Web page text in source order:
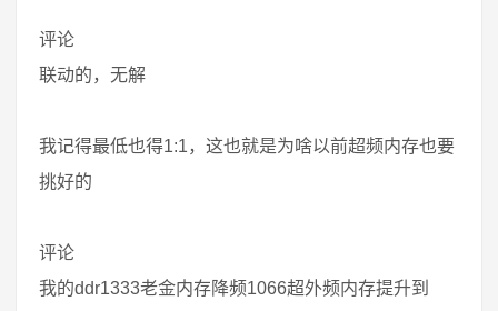
评论
联动的，无解
我记得最低也得1:1，这也就是为啥以前超频内存也要
挑好的
评论
我的ddr1333老金内存降频1066超外频内存提升到